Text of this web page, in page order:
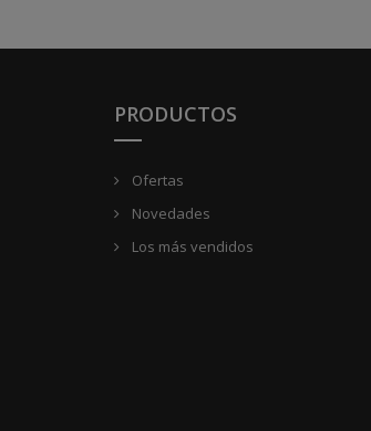
PRODUCTOS
Ofertas
Novedades
Los más vendidos